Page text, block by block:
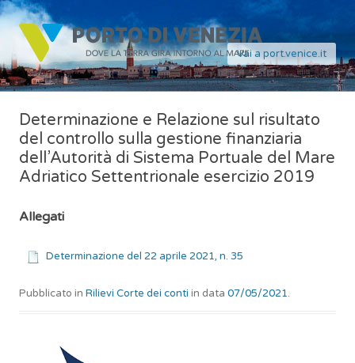
Vai a port.venice.it
Determinazione e Relazione sul risultato
del controllo sulla gestione finanziaria
dell’Autorità di Sistema Portuale del Mare
Adriatico Settentrionale esercizio 2019
Allegati
Determinazione del 22 aprile 2021, n. 35
Pubblicato in Rilievi Corte dei conti in data 07/05/2021.